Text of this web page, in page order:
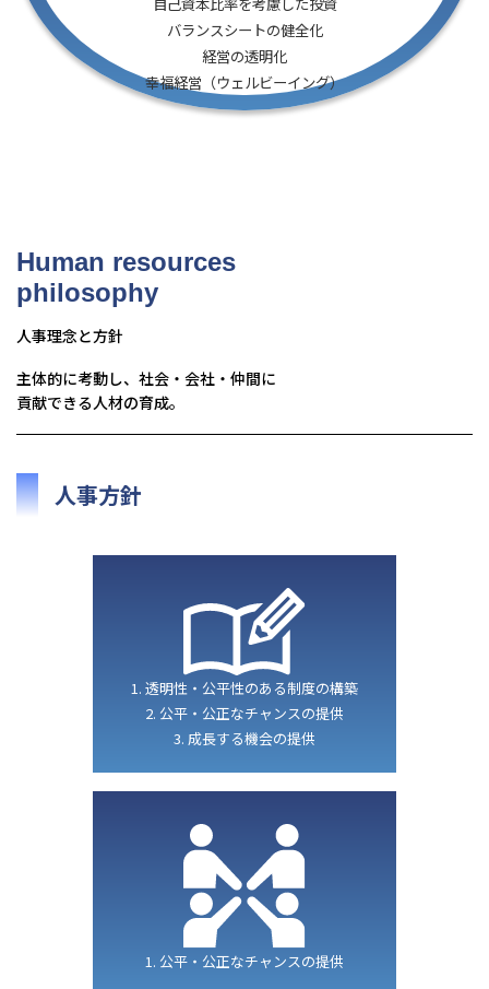
バランスシートの健全化
経営の透明化
幸福経営（ウェルビーイング）
Human resources
philosophy
人事理念と方針
主体的に考動し、社会・会社・仲間に
貢献できる人材の育成。
人事方針
1. 透明性・公平性のある制度の構築
2. 公平・公正なチャンスの提供
3. 成長する機会の提供
1. 公平・公正なチャンスの提供